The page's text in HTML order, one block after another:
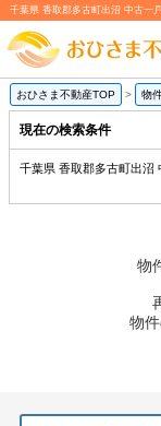
千葉県 香取郡多古町出沼 中古一
おひさま不動産TOP > 物
現在の検索条件
千葉県 香取郡多古町出沼
物
物